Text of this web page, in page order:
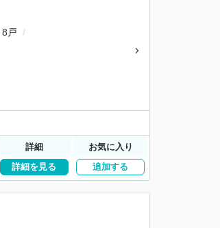
8戸
詳細 お気に入り
詳細を見る 追加する